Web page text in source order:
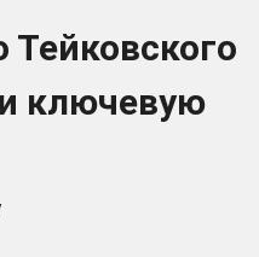
Тейковского
ключевую